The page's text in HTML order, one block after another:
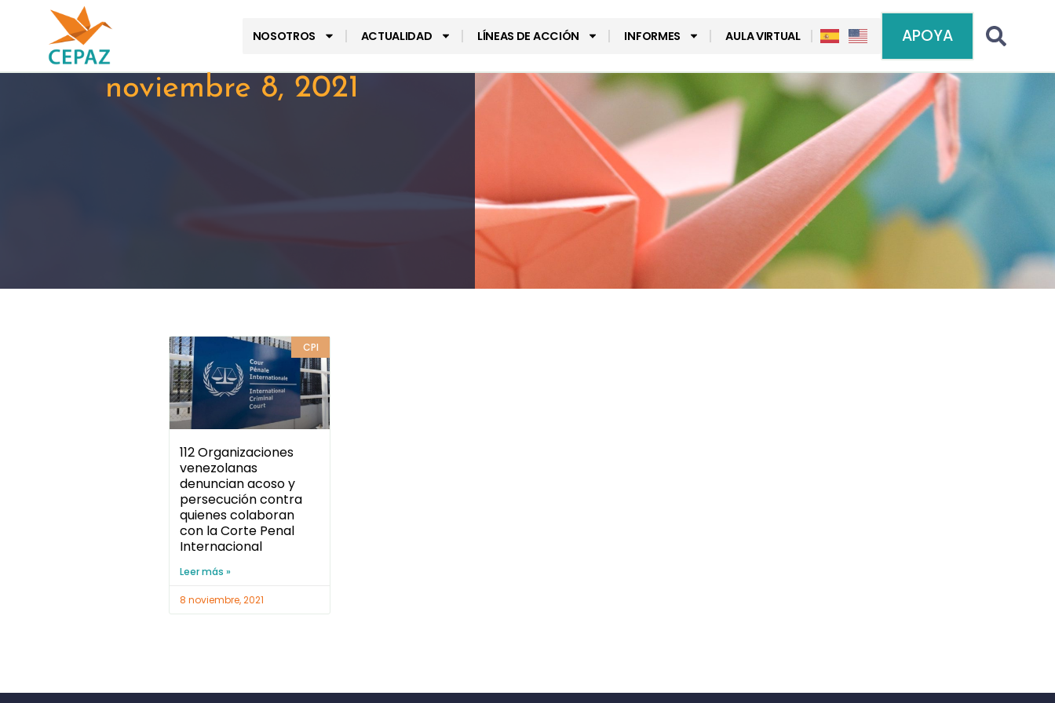
NOSOTROS ACTUALIDAD LÍNEAS DE ACCIÓN INFORMES AULA VIRTUAL APOYA
noviembre 8, 2021
CPI
112 Organizaciones
venezolanas
denuncian acoso y
persecución contra
quienes colaboran
con la Corte Penal
Internacional
Leer más »
8 noviembre, 2021